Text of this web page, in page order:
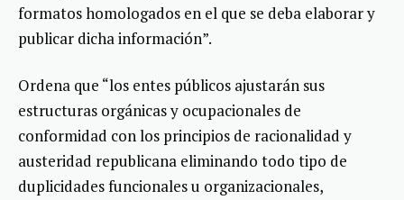
formatos homologados en el que se deba elaborar y
publicar dicha información”.
Ordena que “los entes públicos ajustarán sus
estructuras orgánicas y ocupacionales de
conformidad con los principios de racionalidad y
austeridad republicana eliminando todo tipo de
duplicidades funcionales u organizacionales,